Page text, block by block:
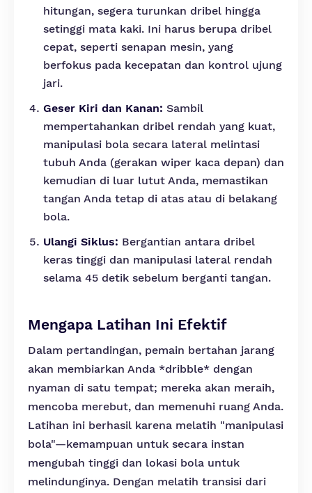
hitungan, segera turunkan dribel hingga
setinggi mata kaki. Ini harus berupa dribel
cepat, seperti senapan mesin, yang
berfokus pada kecepatan dan kontrol ujung
jari.
Geser Kiri dan Kanan: Sambil
mempertahankan dribel rendah yang kuat,
manipulasi bola secara lateral melintasi
tubuh Anda (gerakan wiper kaca depan) dan
kemudian di luar lutut Anda, memastikan
tangan Anda tetap di atas atau di belakang
bola.
Ulangi Siklus: Bergantian antara dribel
keras tinggi dan manipulasi lateral rendah
selama 45 detik sebelum berganti tangan.
Mengapa Latihan Ini Efektif
Dalam pertandingan, pemain bertahan jarang
akan membiarkan Anda *dribble* dengan
nyaman di satu tempat; mereka akan meraih,
mencoba merebut, dan memenuhi ruang Anda.
Latihan ini berhasil karena melatih "manipulasi
bola"—kemampuan untuk secara instan
mengubah tinggi dan lokasi bola untuk
melindunginya. Dengan melatih transisi dari